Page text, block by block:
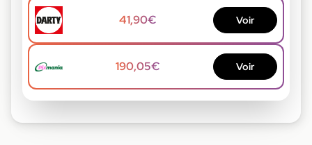
41,90€ Voir
190,05€ Voir